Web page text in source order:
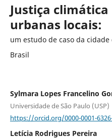
Justiça
urbanas locais:
um estudo de caso da cidade
Brasil
Sylmara Lopes Francelino
Universidade de São Paulo (USP)
https://orcid.org/0000-0001-
Letícia Rodrigues Pereira